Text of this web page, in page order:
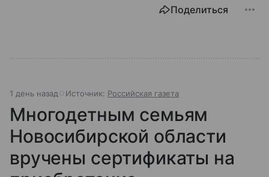
Поделиться
1 день назад Источник: Российская газета
Многодетным семьям
Новосибирской области
вручены сертификаты на